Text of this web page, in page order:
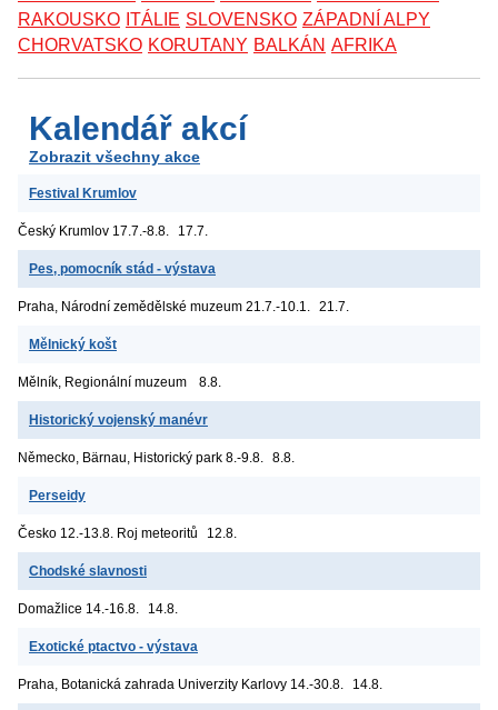
RAKOUSKO ITÁLIE SLOVENSKO ZÁPADNÍ ALPY
CHORVATSKO KORUTANY BALKÁN AFRIKA
Kalendář akcí
Zobrazit všechny akce
Festival Krumlov
Český Krumlov 17.7.-8.8. 17.7.
Pes, pomocník stád - výstava
Praha, Národní zemědělské muzeum 21.7.-10.1. 21.7.
Mělnický košt
Mělník, Regionální muzeum 8.8.
Historický vojenský manévr
Německo, Bärnau, Historický park 8.-9.8. 8.8.
Perseidy
Česko 12.-13.8. Roj meteoritů 12.8.
Chodské slavnosti
Domažlice 14.-16.8. 14.8.
Exotické ptactvo - výstava
Praha, Botanická zahrada Univerzity Karlovy 14.-30.8. 14.8.